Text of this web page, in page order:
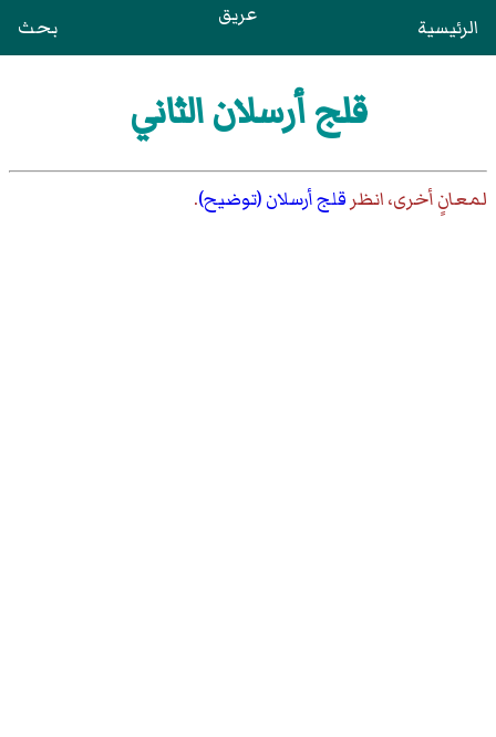
الرئيسية عريق بحث
قلج أرسلان الثاني
لمعانٍ أخرى، انظر قلج أرسلان (توضيح).